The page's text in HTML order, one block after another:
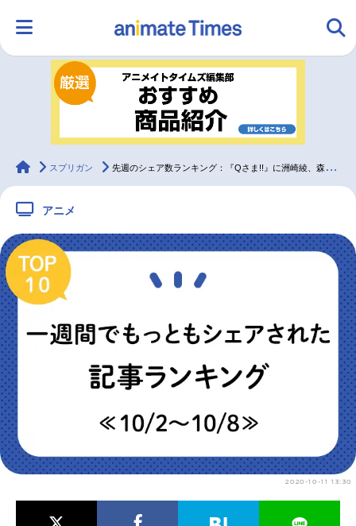
ランキング アニメ
ラジオ
2.5次元 配信・Vtuber
アニメ記事一覧
アニメ映画一覧 実写化映画一覧
今期アニメ曜日別一覧
春アニメ
男性声優/女性声優一覧
animateTimes
スプリガン 先週のシェア数ランキング：『Qさま!!』に洲崎綾、森久保祥太郎ら「インテリ声優軍団」が出演
アニメ
2020-10-11 13:30